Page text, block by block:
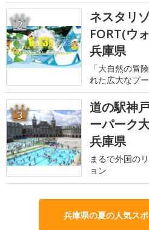
2
ネスタリ
FORT(ウ
兵庫県
「大自然の冒
れた広大なプ
3
道の駅神
ーパーク
兵庫県
まるで外国の
ョン
兵庫県の夏の人気ス